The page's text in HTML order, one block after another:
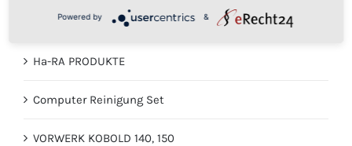
VORWERK KOBOLD 135, 135sc, 136
Ha-RA PRODUKTE
Computer Reinigung Set
VORWERK KOBOLD 140, 150
Powered by &